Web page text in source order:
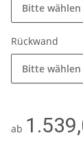
Bitte
Rückwand
Bitte
ab